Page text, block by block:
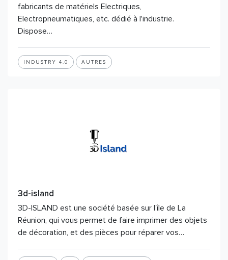
fabricants de matériels Electriques,
Electropneumatiques, etc. dédié à l'industrie.
Dispose…
INDUSTRY 4.0 AUTRES
3d-island
3D-ISLAND est une société basée sur l’île de La
Réunion, qui vous permet de faire imprimer des objets
de décoration, et des pièces pour réparer vos…